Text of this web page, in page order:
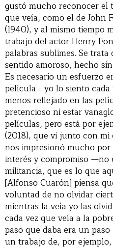
gustó mucho reconocer el
que veía, como el de John
(1940), y al mismo tiempo
trabajo del actor Henry
palabras sublimes. Se
sentido amoroso, hecho
Es necesario un esfuerzo
película… yo lo siento cada
menos reflejado en las
pretencioso ni estar
películas, pero está por
(2018), que vi junto con
nos impresionó mucho
interés y compromiso —no
militancia, que es lo que
[Alfonso Cuarón] piensa
voluntad de no olvidar
mientras la veía yo las
cada vez que veía a la
paso que daba era un
un trabajo de, por